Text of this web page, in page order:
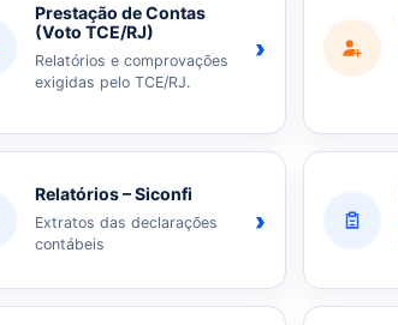
Prestação de Contas
(Voto TCE/RJ)
Relatórios e comprovações
exigidas pelo TCE/RJ.
›
Relatórios – Siconfi
Extratos das declarações
contábeis
›